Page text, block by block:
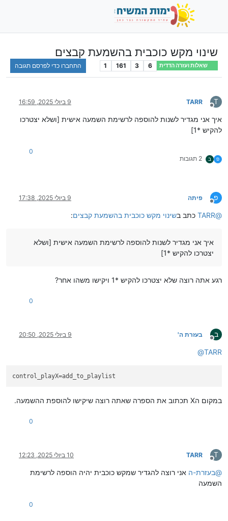
שינוי מקש כוכבית בהשמעת קבצים
שאלות ועזרה הדדית 6
3
161
1 התחברו כדי לפרסם תגובה
T
מנותק
TARR 9 ביולי 2025, 16:59
איך אני מגדיר לשנות להוספה לרשימת השמעה אישית [ושלא יצטרכו
להקיש *1]
פ ב 2 תגובות
0
פ
מנותק
פיתה 9 ביולי 2025, 17:38
@
TARR כתב בשינוי מקש כוכבית בהשמעת קבצים:
איך אני מגדיר לשנות להוספה לרשימת השמעה אישית [ושלא
יצטרכו להקיש *1]
רגע אתה רוצה שלא יצטרכו להקיש *1 ויקישו משהו אחר?
0
ב
מנותק
בעזרת ה' 9 ביולי 2025, 20:50
@TARR
control_playX=add_to_playlist
במקום הX תכתוב את הספרה שאתה רוצה שיקישו להוספת ההשמעה.
0
T
מנותק
TARR 10 ביולי 2025, 12:23
@בעזרת-ה אני רוצה להגדיר שמקש כוכבית יהיה הוספה לרשימת
השמעה
0